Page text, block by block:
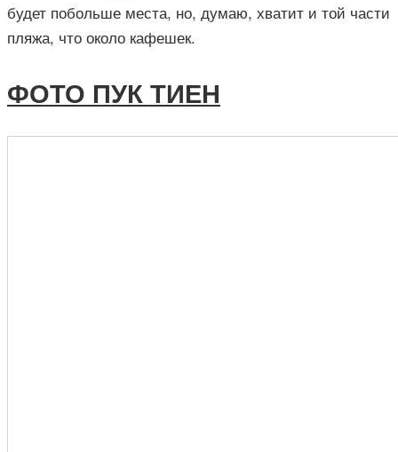
будет побольше места, но, думаю, хватит и той части
пляжа, что около кафешек.
ФОТО ПУК ТИЕН